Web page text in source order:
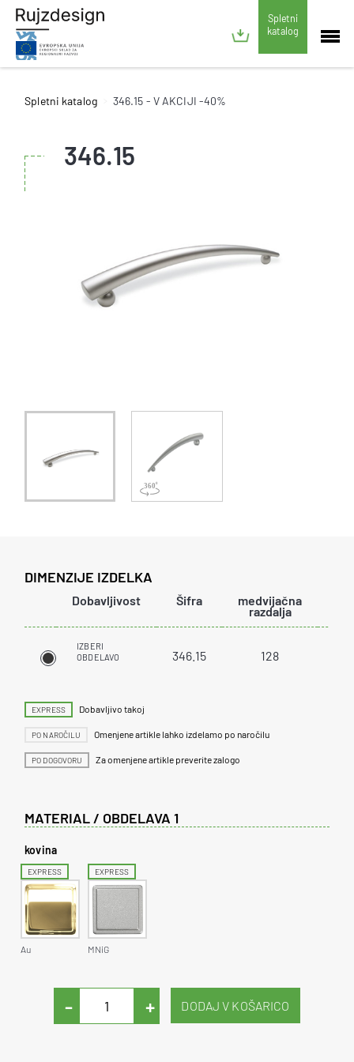
Spletni
katalog
Spletni katalog 346.15 - V AKCIJI -40%
346.15
DIMENZIJE IZDELKA
Dobavljivost Šifra medvijačna
razdalja
IZBERI
OBDELAVO
346.15 128
EXPRESS Dobavljivo takoj
PO NAROČILU Omenjene artikle lahko izdelamo po naročilu
PO DOGOVORU Za omenjene artikle preverite zalogo
MATERIAL / OBDELAVA 1
kovina
EXPRESS
Au
EXPRESS
MNiG
- +